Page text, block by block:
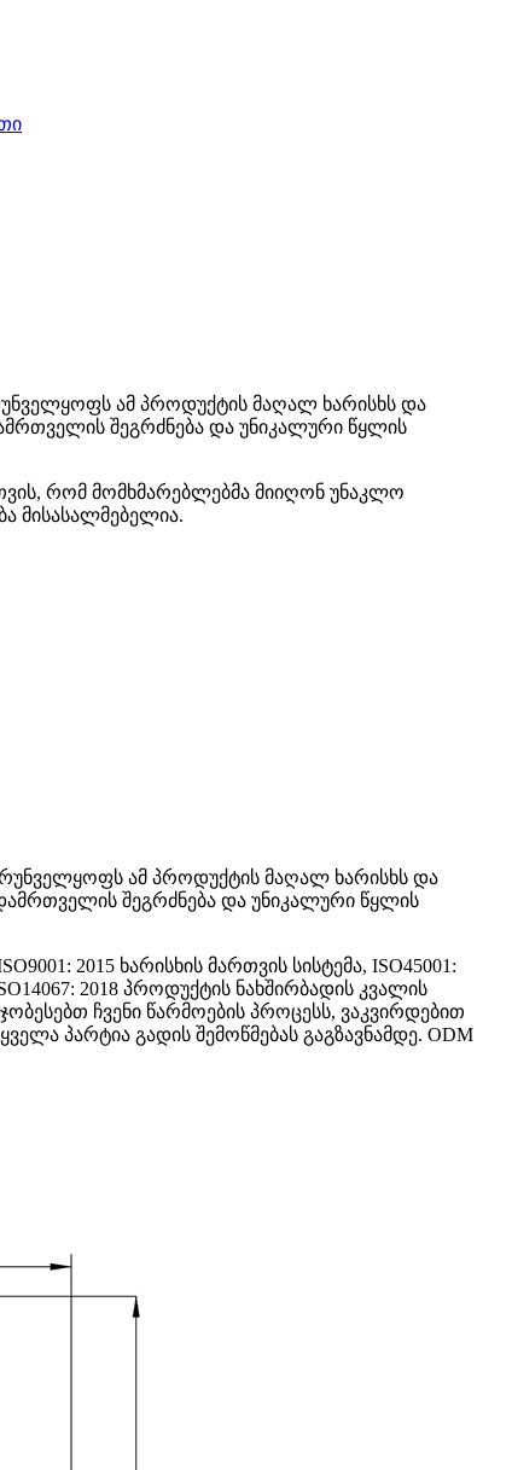
ამ პროდუქტის მაღალ ხარისხს და
შეგრძნება და უნიკალური წყლის
რომ მომხმარებლებმა მიიღონ უნაკლო
მისასალმებელია.
ამ პროდუქტის მაღალ ხარისხს და
შეგრძნება და უნიკალური წყლის
2015 ხარისხის მართვის სისტემა, ISO45001:
2018 პროდუქტის ნახშირბადის კვალის
ჩვენი წარმოების პროცესს, ვაკვირდებით
პარტია გადის შემოწმებას გაგზავნამდე. ODM